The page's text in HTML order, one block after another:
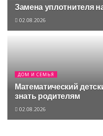
Замена уплотнителя
02.08.2026
ДОМ И СЕМЬЯ
Математический
знать родителям
02.08.2026